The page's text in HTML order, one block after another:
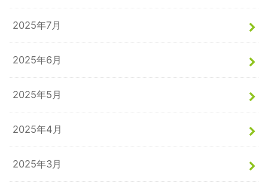
2025年7月
2025年6月
2025年5月
2025年4月
2025年3月